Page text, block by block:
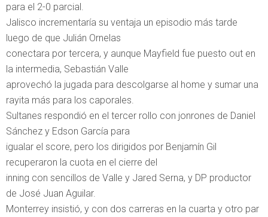
para el 2-0 parcial.
Jalisco incrementaría su ventaja un episodio más tarde
luego de que Julián Ornelas
conectara por tercera, y aunque Mayfield fue puesto out en
la intermedia, Sebastián Valle
aprovechó la jugada para descolgarse al home y sumar una
rayita más para los caporales.
Sultanes respondió en el tercer rollo con jonrones de Daniel
Sánchez y Edson García para
igualar el score, pero los dirigidos por Benjamín Gil
recuperaron la cuota en el cierre del
inning con sencillos de Valle y Jared Serna, y DP productor
de José Juan Aguilar.
Monterrey insistió, y con dos carreras en la cuarta y otro par